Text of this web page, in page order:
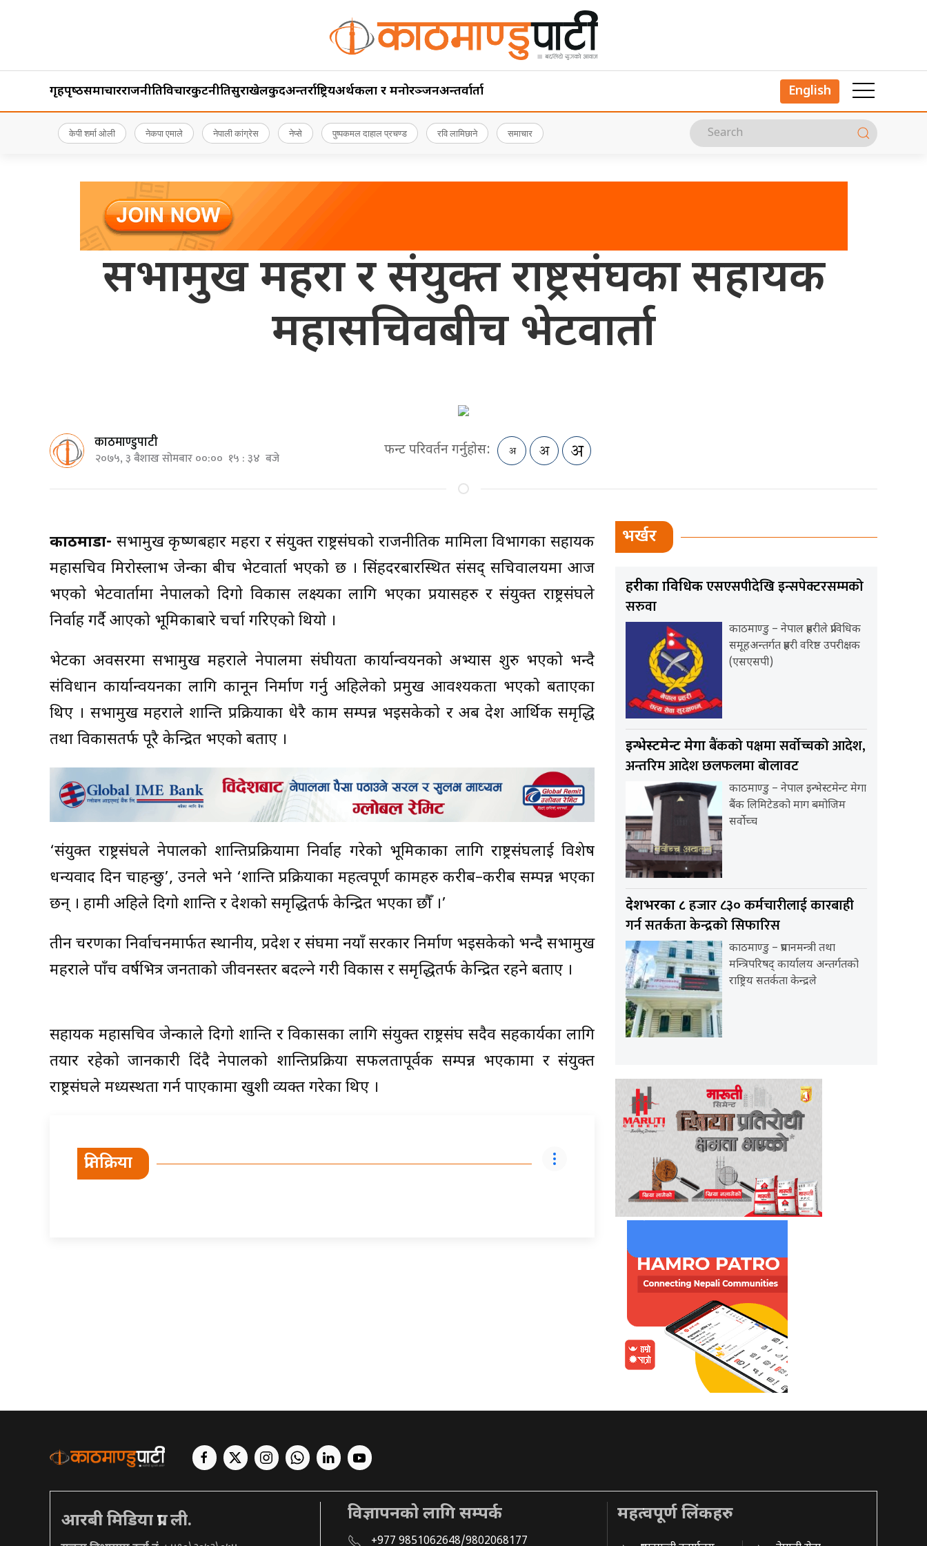
गृहपृष्‍ठसमाचारराजनीतिविचारकुटनीतिसुरक्षाखेलकुदअन्तर्राष्ट्रियअर्थकला र मनोरञ्जनअन्तर्वार्ता English
केपी शर्मा ओली नेकपा एमाले नेपाली कांग्रेस नेप्से पुष्पकमल दाहाल प्रचण्ड रवि लामिछाने समाचार
सभामुख महरा र संयुक्त राष्ट्रसंघका सहायक
महासचिवबीच भेटवार्ता
काठमाण्डुपाटी
२०७५, ३ बैशाख सोमबार ००:०० १५ : ३४ बजे फन्ट परिवर्तन गर्नुहोस:
काठमाडौँ- सभामुख कृष्णबहादुर महरा र संयुक्त राष्ट्रसंघको राजनीतिक मामिला विभागका सहायक
महासचिव मिरोस्लाभ जेन्का बीच भेटवार्ता भएको छ । सिंहदरबारस्थित संसद् सचिवालयमा आज
भएको भेटवार्तामा नेपालको दिगो विकास लक्ष्यका लागि भएका प्रयासहरु र संयुक्त राष्ट्रसंघले
निर्वाह गर्दै आएको भूमिकाबारे चर्चा गरिएको थियो ।
भेटका अवसरमा सभामुख महराले नेपालमा संघीयता कार्यान्वयनको अभ्यास शुरु भएको भन्दै
संविधान कार्यान्वयनका लागि कानून निर्माण गर्नु अहिलेको प्रमुख आवश्यकता भएको बताएका
थिए । सभामुख महराले शान्ति प्रक्रियाका धेरै काम सम्पन्न भइसकेको र अब देश आर्थिक समृद्धि
तथा विकासतर्फ पूरै केन्द्रित भएको बताए ।
‘संयुक्त राष्ट्रसंघले नेपालको शान्तिप्रक्रियामा निर्वाह गरेको भूमिकाका लागि राष्ट्रसंघलाई विशेष
धन्यवाद दिन चाहन्छु’, उनले भने ‘शान्ति प्रक्रियाका महत्वपूर्ण कामहरु करीब–करीब सम्पन्न भएका
छन् । हामी अहिले दिगो शान्ति र देशको समृद्धितर्फ केन्द्रित भएका छौँ ।’
तीन चरणका निर्वाचनमार्फत स्थानीय, प्रदेश र संघमा नयाँ सरकार निर्माण भइसकेको भन्दै सभामुख
महराले पाँच वर्षभित्र जनताको जीवनस्तर बदल्ने गरी विकास र समृद्धितर्फ केन्द्रित रहने बताए ।
सहायक महासचिव जेन्काले दिगो शान्ति र विकासका लागि संयुक्त राष्ट्रसंघ सदैव सहकार्यका लागि
तयार रहेको जानकारी दिंदै नेपालको शान्तिप्रक्रिया सफलतापूर्वक सम्पन्न भएकामा र संयुक्त
राष्ट्रसंघले मध्यस्थता गर्न पाएकामा खुशी व्यक्त गरेका थिए ।
प्रतिक्रिया
भर्खर
प्रहरीका प्राविधिकएसएसपीदेखि इन्सपेक्टरसम्मको
सरुवा
काठमाण्डु – नेपाल प्रहरीले प्राविधिक
समूहअन्तर्गत प्रहरी वरिष्ठ उपरीक्षक
(एसएसपी)
इन्भेस्टमेन्ट मेगाबैंकको पक्षमा सर्वाेच्चको आदेश,
अन्तरिम आदेश छलफलमा बोलावट
काठमाण्डु – नेपाल इन्भेस्टमेन्ट मेगा
बैंक लिमिटेडको माग बमोजिम
सर्वोच्च
देशभरका ८हजार ८३० कर्मचारीलाई कारबाही
गर्न सतर्कता केन्द्रको सिफारिस
काठमाण्डु – प्रधानमन्त्री तथा
मन्त्रिपरिषद् कार्यालय अन्तर्गतको
राष्ट्रिय सतर्कता केन्द्रले
आरबी मिडिया प्रा. ली. विज्ञापनको लागि सम्पर्क
+977 9851062648/9802068177
महत्वपूर्ण लिंकहरु